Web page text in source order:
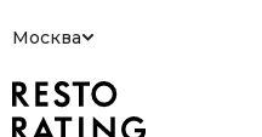
Москва